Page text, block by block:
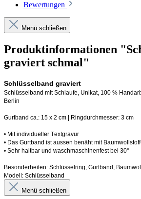
Bewertungen
Menü schließen
Produktinformationen
graviert schmal"
Schlüsselband graviert
Schlüsselband mit Schlaufe, Unikat, 100 %
Berlin
Gurtband ca.: 15 x 2 cm | Ringdurchmesser: 3 cm
• Mit individueller Textgravur
• Das Gurtband ist aussen benäht mit
• Sehr haltbar und waschmaschinenfest bei 30°
Besonderheiten: Schlüsselring, Gurtband ,
Modell: Schlüsselband
Menü schließen